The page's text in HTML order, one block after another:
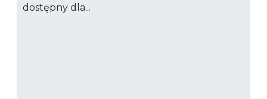
dostępny dla...